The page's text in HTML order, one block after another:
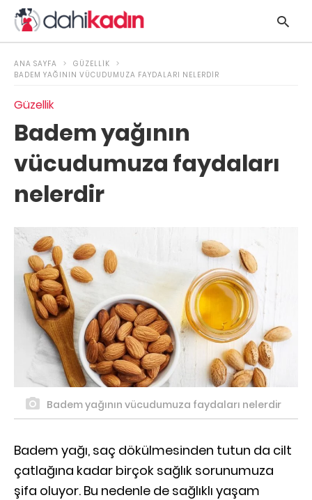
ANA SAYFA
GÜZELLIK
BADEM YAĞININ VÜCUDUMUZA FAYDALARI NELERDIR
Güzellik
Badem yağının
vücudumuza faydaları
nelerdir
Badem yağının vücudumuza faydaları nelerdir
Badem yağı, saç dökülmesinden tutun da cilt
çatlağına kadar birçok sağlık sorunumuza
şifa oluyor. Bu nedenle de sağlıklı yaşam